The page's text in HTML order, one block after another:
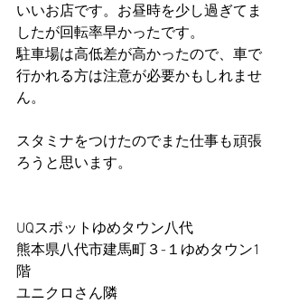
いいお店です。お昼時を少し過ぎてま
したが回転率早かったです。
駐車場は高低差が高かったので、車で
行かれる方は注意が必要かもしれませ
ん。
スタミナをつけたのでまた仕事も頑張
ろうと思います。
UQスポットゆめタウン八代
熊本県八代市建馬町３-１ゆめタウン1
階
ユニクロさん隣